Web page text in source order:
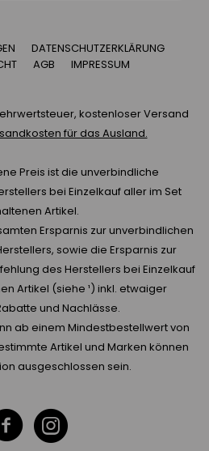
DATENSCHUTZERKLÄRUNG
AGB IMPRESSUM
kostenloser Versand
für das Ausland.
Preis ist die unverbindliche
bei Einzelkauf aller im Set
Artikel.
Ersparnis zur unverbindlichen
sowie die Ersparnis zur
des Herstellers bei Einzelkauf
Artikel (siehe ¹) inkl. etwaiger
und Nachlässe.
ab einem Mindestbestellwert von
Artikel und Marken können
ausgeschlossen sein.